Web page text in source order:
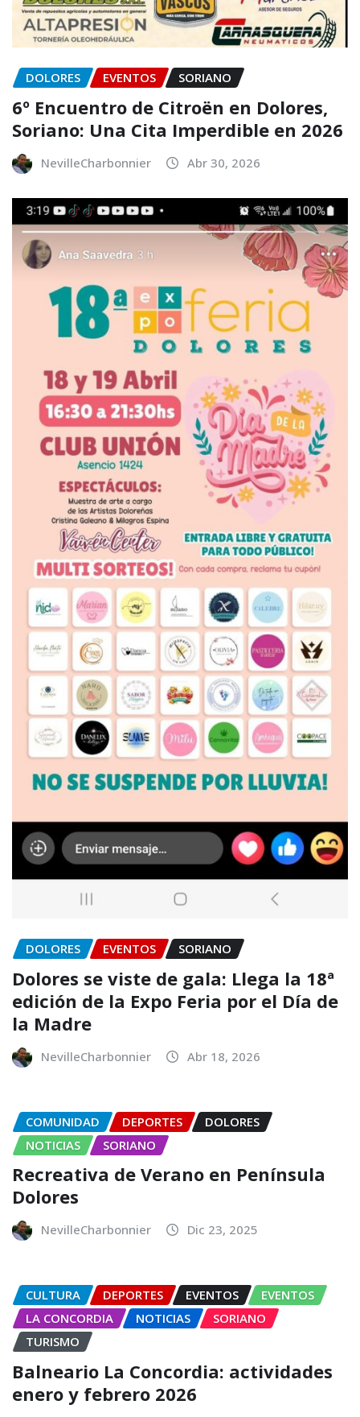
DOLORES EVENTOS SORIANO
6º Encuentro de Citroën en Dolores,
Soriano: Una Cita Imperdible en 2026
NevilleCharbonnier Abr 30, 2026
DOLORES EVENTOS SORIANO
Dolores se viste de gala: Llega la 18ª
edición de la Expo Feria por el Día de
la Madre
NevilleCharbonnier Abr 18, 2026
COMUNIDAD DEPORTES
DOLORES
NOTICIAS
SORIANO
Recreativa de Verano en Península
Dolores
NevilleCharbonnier Dic 23, 2025
CULTURA DEPORTES EVENTOS
EVENTOS
LA CONCORDIA
NOTICIAS
SORIANO
TURISMO
Balneario La Concordia: actividades
enero y febrero 2026